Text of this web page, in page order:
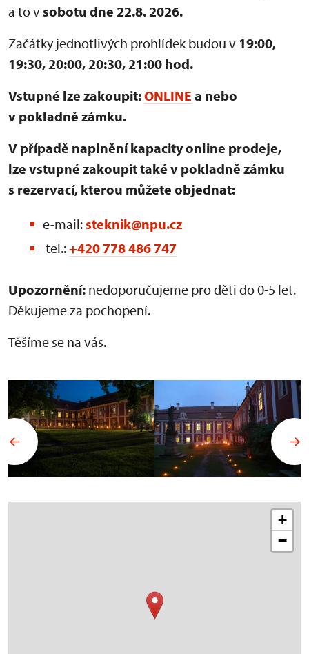
a to vsobotu dne 22.8. 2026.
Začátky jednotlivých prohlídek budou v 19:00,
19:30, 20:00, 20:30, 21:00 hod.
Vstupné lze zakoupit:ONLINE a nebo
v pokladně zámku.
V případě naplnění kapacity online prodeje,
lze vstupné zakoupit také v pokladně zámku
s rezervací, kterou můžete objednat:
e-mail:steknik@npu.cz
tel.:+420 778 486 747
Upozornění: nedoporučujeme pro děti do 0-5 let.
Děkujeme za pochopení.
Těšíme se na vás.
+
−